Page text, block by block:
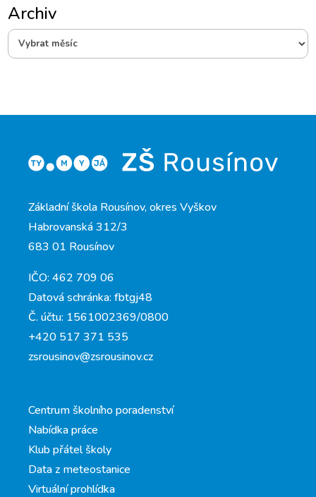
ArchivArchiv
Základní škola Rousínov, okres Vyškov
Habrovanská 312/3
683 01 Rousínov
IČO: 462 709 06
Datová schránka: fbtgj48
Č. účtu: 1561002369/0800
+420 517 371 535
zsrousinov@zsrousinov.cz
Centrum školního poradenství
Nabídka práce
Klub přátel školy
Data z meteostanice
Virtuální prohlídka